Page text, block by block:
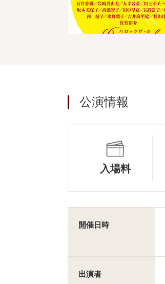
公演情報
入場料
開催日時
出演者